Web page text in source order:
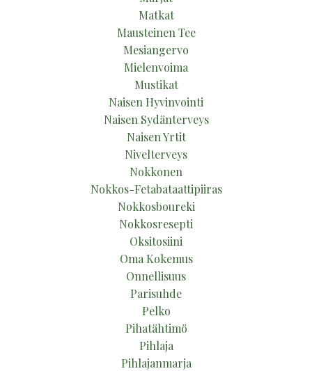
Matkat
Mausteinen Tee
Mesiangervo
Mielenvoima
Mustikat
Naisen Hyvinvointi
Naisen Sydänterveys
Naisen Yrtit
Nivelterveys
Nokkonen
Nokkos-Fetabataattipiiras
Nokkosboureki
Nokkosresepti
Oksitosiini
Oma Kokemus
Onnellisuus
Parisuhde
Pelko
Pihatähtimö
Pihlaja
Pihlajanmarja